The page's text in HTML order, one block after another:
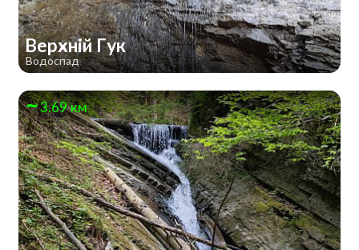
Верхній Гук
Водоспад
3.69 км